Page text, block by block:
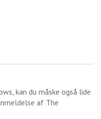
, kan du måske også lide
af The